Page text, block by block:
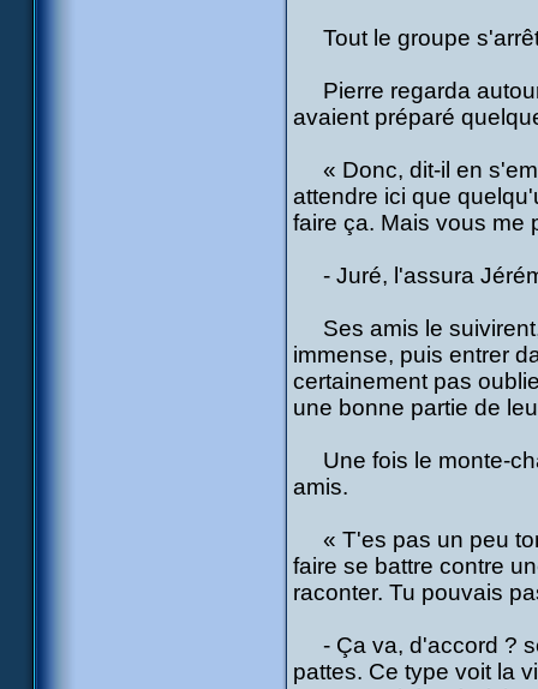
Tout le groupe
Pierre regarda
avaient préparé
« Donc, dit-il en
attendre ici que
faire ça. Mais vous me
- Juré, l'assura
Ses amis le suivirent,
immense, puis entrer
certainement pas
une bonne partie de
Une fois le monte-
amis.
« T'es pas un peu
faire se battre contre
raconter. Tu pouvais
- Ça va, d'accord ?
pattes. Ce type voit la